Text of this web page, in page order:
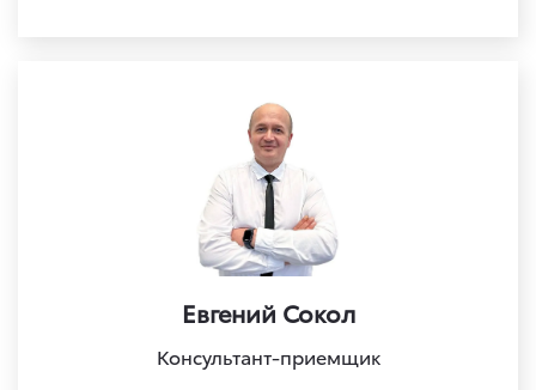
Евгений Сокол
Консультант-приемщик